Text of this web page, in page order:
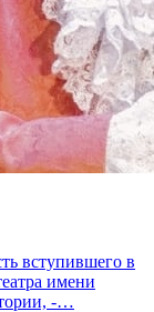
вступившего в
имени
-…